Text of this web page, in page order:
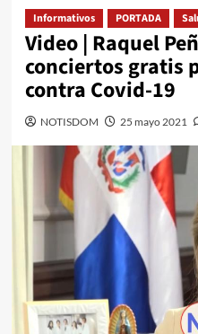
Informativos PORTADA
Video | Raquel
conciertos gratis
contra Covid-19
NOTISDOM 25 mayo 2021